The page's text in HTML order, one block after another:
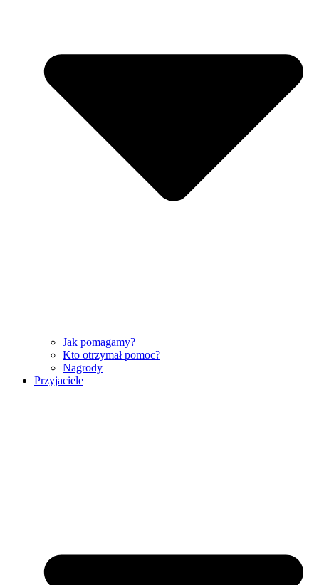
Jak pomagamy?
Kto otrzymał pomoc?
Nagrody
Przyjaciele